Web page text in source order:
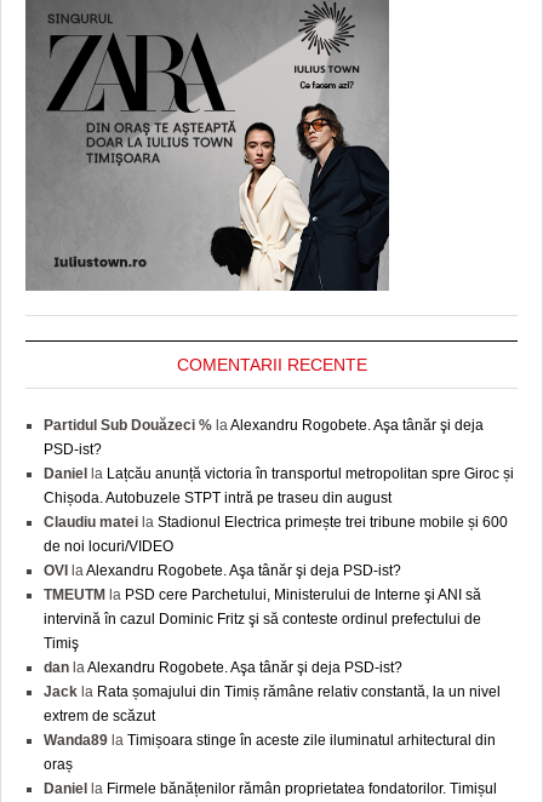
COMENTARII RECENTE
Partidul Sub Douăzeci % la Alexandru Rogobete. Aşa tânăr şi deja
PSD-ist?
Daniel la Lațcău anunță victoria în transportul metropolitan spre Giroc și
Chișoda. Autobuzele STPT intră pe traseu din august
Claudiu matei la Stadionul Electrica primește trei tribune mobile și 600
de noi locuri/VIDEO
OVI la Alexandru Rogobete. Aşa tânăr şi deja PSD-ist?
TMEUTM la PSD cere Parchetului, Ministerului de Interne şi ANI să
intervină în cazul Dominic Fritz şi să conteste ordinul prefectului de
Timiş
dan la Alexandru Rogobete. Aşa tânăr şi deja PSD-ist?
Jack la Rata șomajului din Timiș rămâne relativ constantă, la un nivel
extrem de scăzut
Wanda89 la Timișoara stinge în aceste zile iluminatul arhitectural din
oraș
Daniel la Firmele bănățenilor rămân proprietatea fondatorilor. Timișul